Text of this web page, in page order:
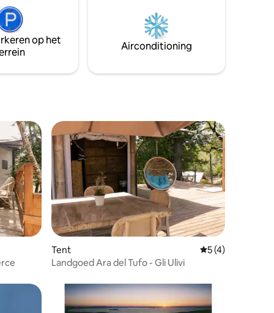
op het
Airconditioning
Tent Gemiddelde
5 (4)
Landgoed Ara del Tufo - Gli Ulivi